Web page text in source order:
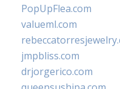
PopUpFlea.com
valueml.com
jmpbliss.com
drjorgerico.com